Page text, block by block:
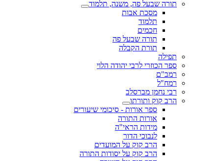
תורה שבעל פה, משנה, תלמוד
מסכת אבות
תלמוד
חכמים
תורה שבעל פה
תורת הקבלה
תפילה
ספר הכוזרי לרבי יהודה הלוי
רמב"ם
רמח"ל
רבי נחמן מברסלב
הרב קוק ותורתו
ספר אורות - סיכומי שיעורים
אורות התורה
מידות הראי"ה
לנבוכי הדור
הרב קוק על המועדים
הרב קוק על יסודות התורה